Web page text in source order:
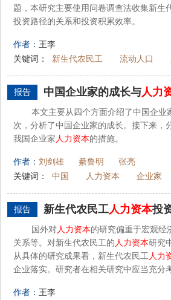
题，本研究主要使用问卷调查法收集新生
投资路径的关系和投资积累效率。
作者： 王李
关键词：
新生代农民工 流动人口
报告 中国企业家的成长与人力
本文主要从四个方面介绍了中国企业
次，分析了中国企业家的成长。接下来，
我国企业家 人力资本的措施。
作者： 刘剑雄 綦鲁明
张亮
关键词：
中国 人力资本 企业家
报告 新生代农民工人力资本投
国外对人力资本的研究偏重于宏观经
关系等。对新生代农民工的 人力资本研究
从具体的研究成果看，新生代农民工人力
企业落实。研究者在相关研究中应当充分
作者： 王李